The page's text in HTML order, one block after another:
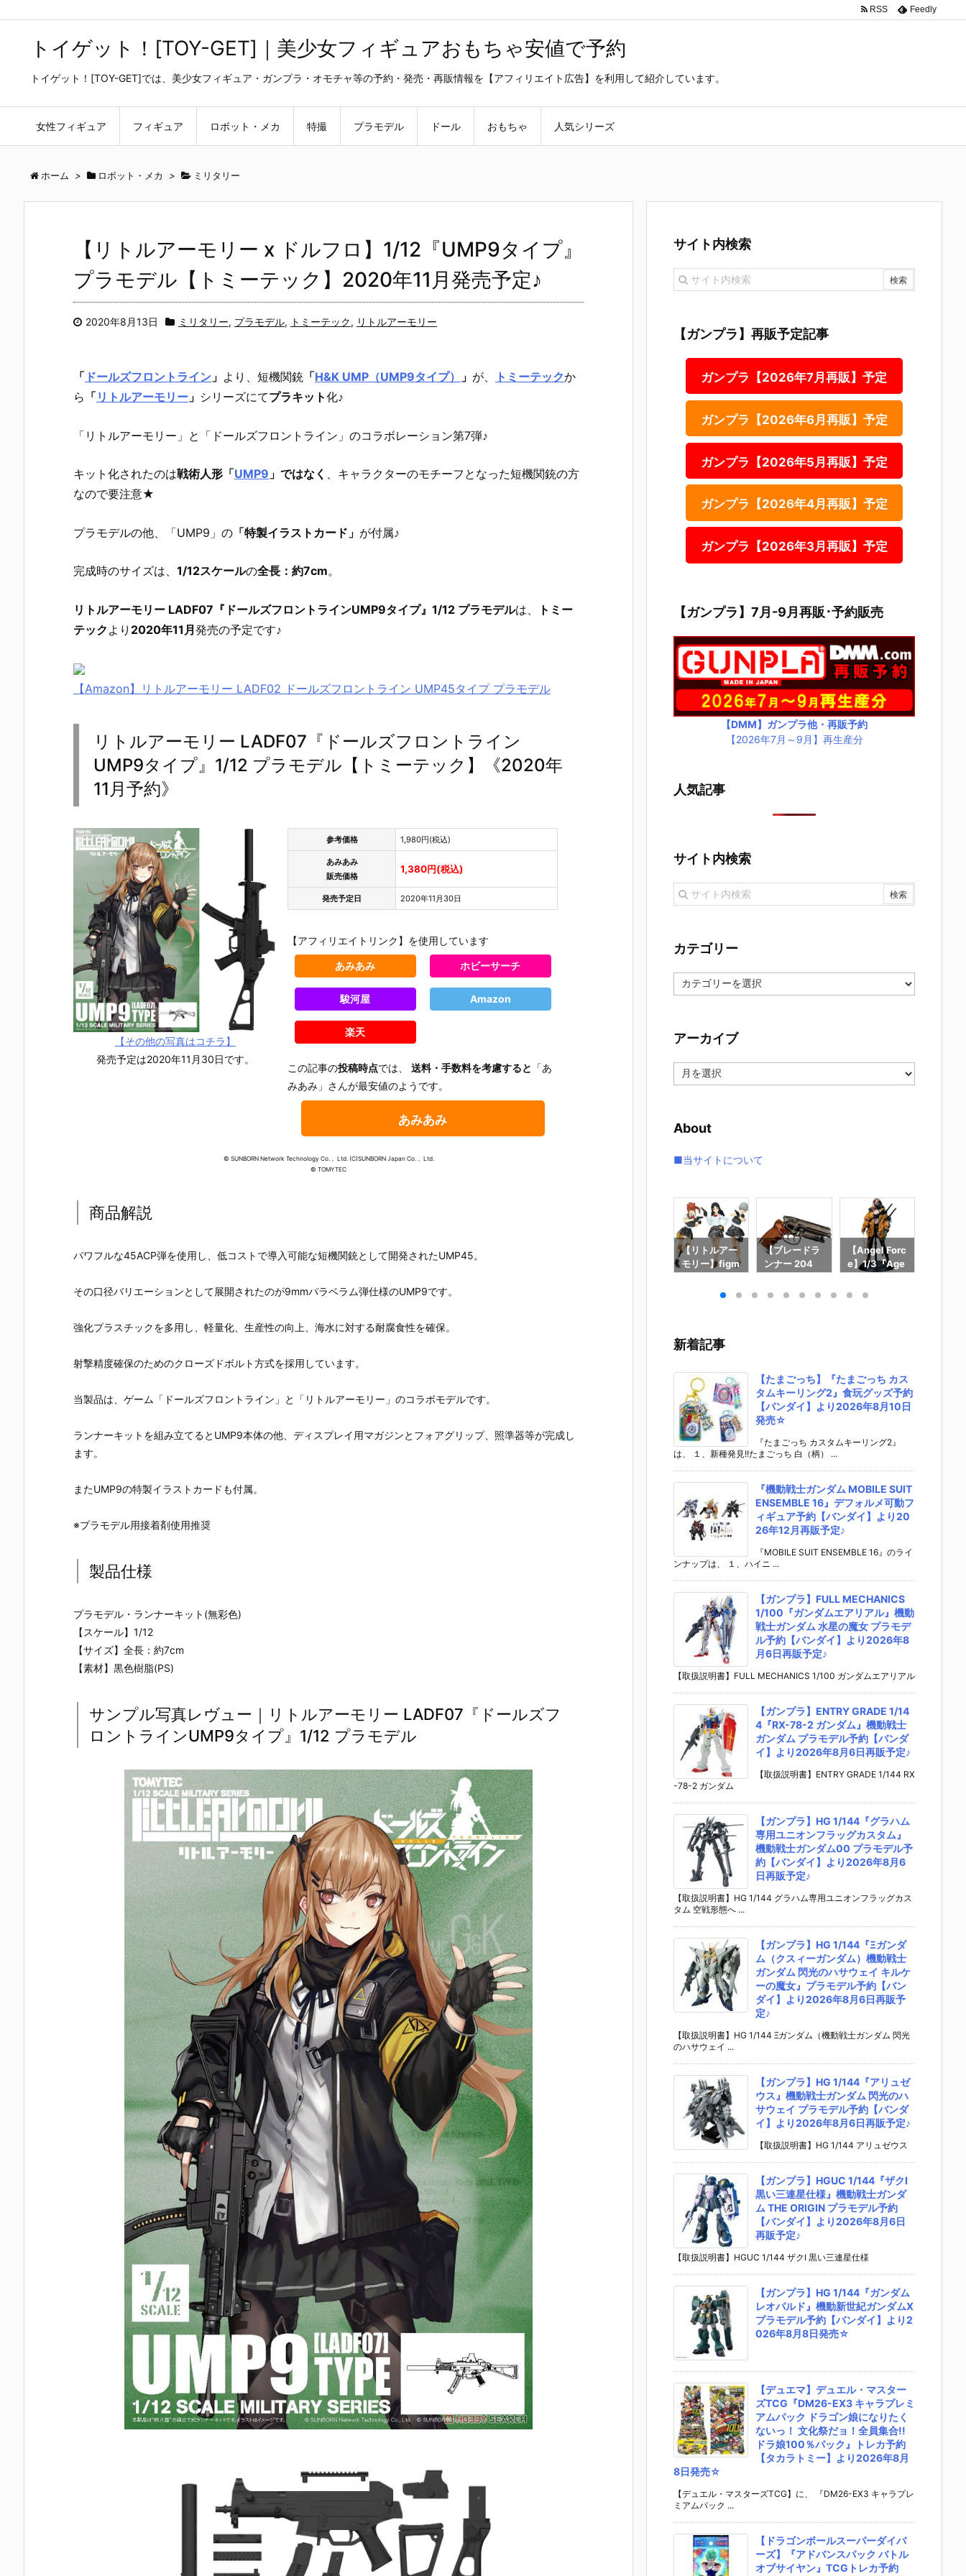
トイゲット！[TOY-GET]｜美少女フィギュアおもちゃ安値で予約
トイゲット！[TOY-GET]では、美少女フィギュア・ガンプラ・オモチャ等の予約・発売・再販情報を【アフィリエイト広告】を利用して紹介しています。
女性フィギュア フィギュア ロボット・メカ 特撮 プラモデル ドール おもちゃ 人気シリーズ
RSS Feedly
ホーム > ロボット・メカ > ミリタリー
【リトルアーモリー x ドルフロ】1/12『UMP9タイプ』
プラモデル【トミーテック】2020年11月発売予定♪
2020年8月13日 ミリタリー, プラモデル, トミーテック, リトルアーモリー
「 ドールズフロントライン 」 より、 短機関銃 「H&K UMP（UMP9タイプ） 」 が、 トミーテックか
ら 「 リトルアーモリー 」 シリーズにてプラキット化♪
「リトルアーモリー」と「ドールズフロントライン」のコラボレーション第7弾♪
キット化されたのは戦術人形「UMP9 」ではなく 、キャラクターのモチーフとなった短機関銃の方
なので要注意★
プラモデルの他、「UMP9」の 「特製イラストカード」 が付属♪
完成時のサイズは、 1/12スケールの全長：約7cm。
リトルアーモリー LADF07『ドールズフロントラインUMP9タイプ』1/12 プラモデルは、
トミー
テック より 2020年11月発売の予定です♪
【Amazon】リトルアーモリー LADF02 ドールズフロントライン UMP45タイプ プラモデル
リトルアーモリー LADF07『ドールズフロントライン
UMP9タイプ』1/12 プラモデル【トミーテック】《2020年
11月予約》
【その他の写真はコチラ】
発売予定は2020年11月30日です。
参考価格 1,980円(税込)
あみあみ
販売価格
1,380円(税込)
発売予定日 2020年11月30日
【アフィリエイトリンク】を使用しています
あみあみ ホビーサーチ
駿河屋 Amazon
楽天
この記事の投稿時点では、送料・手数料を考慮すると 「あ
みあみ」さんが最安値のようです。
あみあみ
© SUNBORN Network Technology Co.， Ltd. (C)SUNBORN Japan Co.， Ltd.
© TOMYTEC
商品解説
パワフルな45ACP弾を使用し、低コストで導入可能な短機関銃として開発されたUMP45。
その口径バリエーションとして展開されたのが9mmパラベラム弾仕様のUMP9です。
強化プラスチックを多用し、軽量化、生産性の向上、海水に対する耐腐食性を確保。
射撃精度確保のためのクローズドボルト方式を採用しています。
当製品は、ゲーム「ドールズフロントライン」と「リトルアーモリー」のコラボモデルです。
ランナーキットを組み立てるとUMP9本体の他、ディスプレイ用マガジンとフォアグリップ、照準器等が完成し
ます。
またUMP9の特製イラストカードも付属。
※プラモデル用接着剤使用推奨
製品仕様
プラモデル・ランナーキット(無彩色)
【スケール】1/12
【サイズ】全長：約7cm
【素材】黒色樹脂(PS)
サンプル写真レヴュー｜リトルアーモリー LADF07『ドールズフ
ロントラインUMP9タイプ』1/12 プラモデル
サイト内検索
【ガンプラ】再販予定記事
ガンプラ【2026年7月再販】予定
ガンプラ【2026年6月再販】予定
ガンプラ【2026年5月再販】予定
ガンプラ【2026年4月再販】予定
ガンプラ【2026年3月再販】予定
【ガンプラ】7月-9月再販･予約販売
【DMM】ガンプラ他・再販予約
【2026年7月～9月】再生産分
人気記事
サイト内検索
カテゴリー
カ
テ
ー
アーカイブ
ー
ブ
About
■当サイトについて
ージェント・
ゲルフィギュ
【神姫機闘
伝】『Gear F
1 イグナティ
GA GARAGE
ン】より202
【ARSENIA6
4】アーセニ
ス・フォー
『新73式小型
64 ミニカー
6年2月発売予
【機動警察パ
トレイバー】
イーグルプラ
A GARAGE】
1月発売予定♪
1/35『UH-1Y
ヴェノム “ア
隊”』プラモデ
2025年10月
【機動戦士ガ
ンダム】G.M.
ON『スレッ
Ver.』『ミラ
6年1月発売予
【リトルアー
モリー】figm
リアントA2／
ア予約【トミ
り2025年11
月～順次発売
予定
【ブレードラ
ンナー 204
kard’s Blaste
より2026年9
月発売予定☆
【Angel Forc
e】1/3『Age
ージェント・
より2027年1
月発売予定♪
新着記事
【たまごっち】『たまごっち カス
タムキーリング2』食玩グッズ予約
【バンダイ】より2026年8月10日
発売☆
『たまごっち カスタムキーリング2』
は、 １、新種発見!!たまごっち 白（柄） ...
『機動戦士ガンダム MOBILE SUIT
ENSEMBLE 16』デフォルメ可動フ
ィギュア予約【バンダイ】より20
26年12月再販予定♪
『MOBILE SUIT ENSEMBLE 16』のライ
ンナップは、 １、ハイニ ...
【ガンプラ】FULL MECHANICS
1/100『ガンダムエアリアル』機動
戦士ガンダム 水星の魔女 プラモデ
ル予約【バンダイ】より2026年8
月6日再販予定♪
【取扱説明書】FULL MECHANICS 1/100 ガンダムエアリアル
【ガンプラ】ENTRY GRADE 1/14
4『RX-78-2 ガンダム』機動戦士
ガンダム プラモデル予約【バンダ
イ】より2026年8月6日再販予定♪
【取扱説明書】ENTRY GRADE 1/144 RX
-78-2 ガンダム
【ガンプラ】HG 1/144『グラハム
専用ユニオンフラッグカスタム』
機動戦士ガンダム00 プラモデル予
約【バンダイ】より2026年8月6
日再販予定♪
【取扱説明書】HG 1/144 グラハム専用ユニオンフラッグカス
タム 空戦形態へ ...
【ガンプラ】HG 1/144『Ξガンダ
ム（クスィーガンダム）機動戦士
ガンダム 閃光のハサウェイ キルケ
ーの魔女』プラモデル予約【バン
ダイ】より2026年8月6日再販予
定♪
【取扱説明書】HG 1/144 Ξガンダム（機動戦士ガンダム 閃光
のハサウェイ ...
【ガンプラ】HG 1/144『アリュゼ
ウス』機動戦士ガンダム 閃光のハ
サウェイ プラモデル予約【バンダ
イ】より2026年8月6日再販予定♪
【取扱説明書】HG 1/144 アリュゼウス
【ガンプラ】HGUC 1/144『ザクI
黒い三連星仕様』機動戦士ガンダ
ム THE ORIGIN プラモデル予約
【バンダイ】より2026年8月6日
再販予定♪
【取扱説明書】HGUC 1/144 ザクI 黒い三連星仕様
【ガンプラ】HG 1/144『ガンダム
レオパルド』機動新世紀ガンダムX
プラモデル予約【バンダイ】より2
026年8月8日発売☆
【デュエマ】デュエル・マスター
ズTCG『DM26-EX3 キャラプレミ
アムパック ドラゴン娘になりたく
ないっ！ 文化祭だョ！全員集合!!
ドラ娘100％パック』トレカ予約
【タカラトミー】より2026年8月
8日発売☆
【デュエル・マスターズTCG】に、 『DM26-EX3 キャラプレ
ミアムパック ...
【ドラゴンボールスーパーダイバ
ーズ】『アドバンスパック バトル
オブサイヤン』TCGトレカ予約